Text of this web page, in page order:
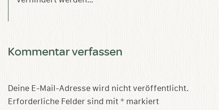
Kommentar verfassen
Deine E-Mail-Adresse wird nicht veröffentlicht.
Erforderliche Felder sind mit * markiert